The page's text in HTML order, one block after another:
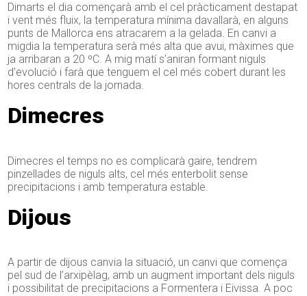
Dimarts el dia començarà amb el cel pràcticament destapat
i vent més fluix, la temperatura mínima davallarà, en alguns
punts de Mallorca ens atracarem a la gelada. En canvi a
migdia la temperatura serà més alta que avui, màximes que
ja arribaran a 20 ºC. A mig matí s’aniran formant niguls
d’evolució i farà que tenguem el cel més cobert durant les
hores centrals de la jornada.
Dimecres
Dimecres el temps no es complicarà gaire, tendrem
pinzellades de niguls alts, cel més enterbolit sense
precipitacions i amb temperatura estable.
Dijous
A partir de dijous canvia la situació, un canvi que comença
pel sud de l’arxipèlag, amb un augment important dels niguls
i possibilitat de precipitacions a Formentera i Eivissa. A poc